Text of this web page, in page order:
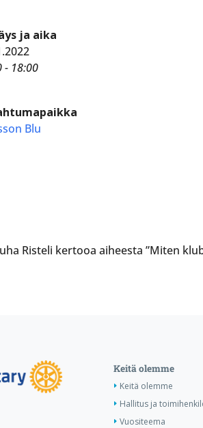
ja aika
- 18:00
Blu
Risteli kertooa aiheesta ”Miten
Keitä olemme
Keitä olemme
Hallitus ja
Vuositeema